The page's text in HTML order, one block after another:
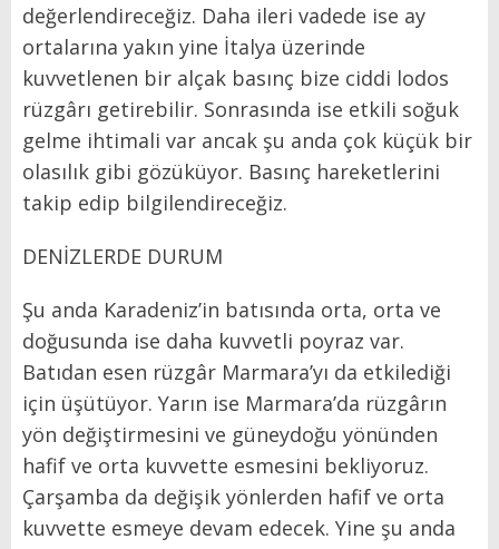
değerlendireceğiz. Daha ileri vadede ise ay
ortalarına yakın yine İtalya üzerinde
kuvvetlenen bir alçak basınç bize ciddi lodos
rüzgârı getirebilir. Sonrasında ise etkili soğuk
gelme ihtimali var ancak şu anda çok küçük bir
olasılık gibi gözüküyor. Basınç hareketlerini
takip edip bilgilendireceğiz.
DENİZLERDE DURUM
Şu anda Karadeniz’in batısında orta, orta ve
doğusunda ise daha kuvvetli poyraz var.
Batıdan esen rüzgâr Marmara’yı da etkilediği
için üşütüyor. Yarın ise Marmara’da rüzgârın
yön değiştirmesini ve güneydoğu yönünden
hafif ve orta kuvvette esmesini bekliyoruz.
Çarşamba da değişik yönlerden hafif ve orta
kuvvette esmeye devam edecek. Yine şu anda